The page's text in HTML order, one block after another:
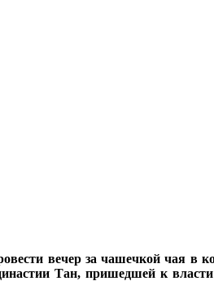
вечер за чашечкой чая в
Тан, пришедшей к